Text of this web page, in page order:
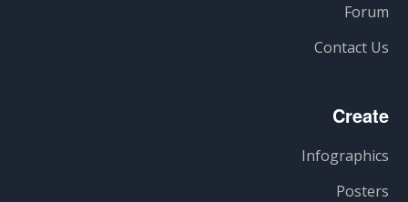
Forum
Contact Us
Create
Infographics
Posters